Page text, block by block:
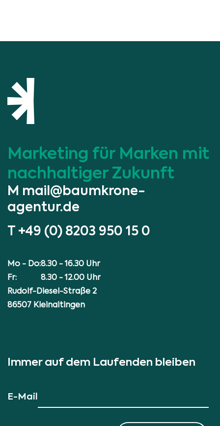
Marketing für Marken mit
nachhaltiger Zukunft
M mail@baumkrone-
agentur.de
T+49 (0) 8203 950 15 0
Mo - Do:
Fr:
8.30 - 16.30 Uhr
8.30 - 12.00 Uhr
Rudolf-Diesel-Straße 2
86507 Kleinaitingen
Immer auf dem Laufenden bleiben
E-Mail
Lade Open-Dyslexic...